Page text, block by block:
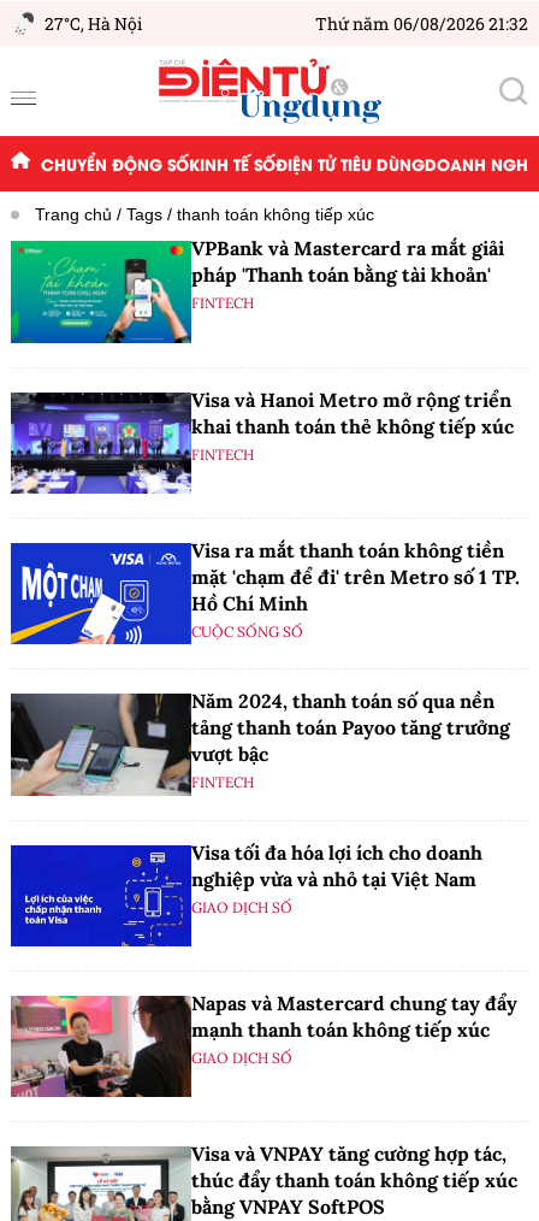
27°C,Hà Nội Thứ năm 06/08/2026 21:32
CHUYỂN ĐỘNG SỐKINH TẾ SỐĐIỆN TỬ TIÊU DÙNGDOANH
Trang chủ Tags thanh toán không tiếp xúc
VPBank và Mastercard ra mắt giải
pháp 'Thanh toán bằng tài khoản'
FINTECH
Visa và Hanoi Metro mở rộng triển
khai thanh toán thẻ không tiếp xúc
FINTECH
Visa ra mắt thanh toán không tiền
mặt 'chạm để đi' trên Metro số 1 TP.
Hồ Chí Minh
CUỘC SỐNG SỐ
Năm 2024, thanh toán số qua nền
tảng thanh toán Payoo tăng trưởng
vượt bậc
FINTECH
Visa tối đa hóa lợi ích cho doanh
nghiệp vừa và nhỏ tại Việt Nam
GIAO DỊCH SỐ
Napas và Mastercard chung tay đẩy
mạnh thanh toán không tiếp xúc
GIAO DỊCH SỐ
Visa và VNPAY tăng cường hợp tác,
thúc đẩy thanh toán không tiếp xúc
bằng VNPAY SoftPOS